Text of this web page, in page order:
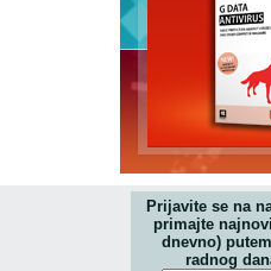
Prijavite se na
primajte
dnevno)
radnog